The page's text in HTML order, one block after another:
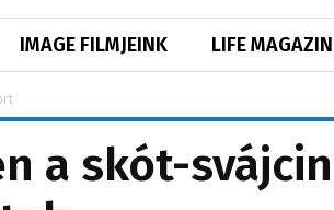
IMAGE FILMJEINK LIFE MAGAZIN
a skót-